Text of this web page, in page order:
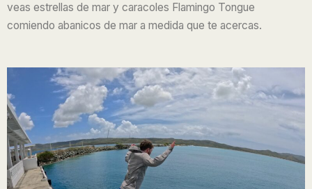
veas estrellas de mar y caracoles Flamingo Tongue
comiendo abanicos de mar a medida que te acercas.